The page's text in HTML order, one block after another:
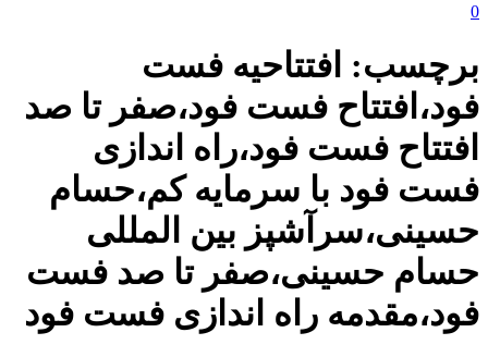
0
برچسب: افتتاحیه فست
فود،افتتاح فست فود،صفر تا صد
افتتاح فست فود،راه اندازی
فست فود با سرمایه کم،حسام
حسینی،سرآشپز بین المللی
حسام حسینی،صفر تا صد فست
فود،مقدمه راه اندازی فست فود